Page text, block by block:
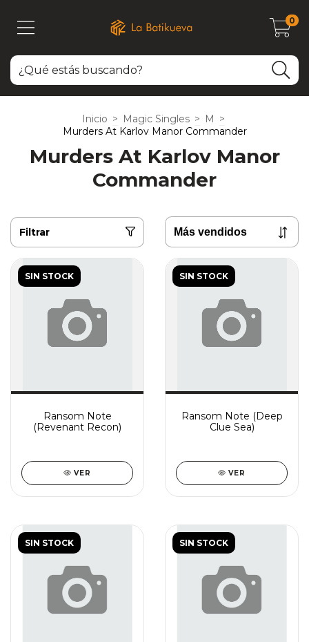
0
Inicio > Magic Singles > M >
Murders At Karlov Manor Commander
Murders At Karlov Manor
Commander
Filtrar
SIN STOCK
Ransom Note
(Revenant Recon)
VER
SIN STOCK
Ransom Note (Deep
Clue Sea)
VER
SIN STOCK SIN STOCK